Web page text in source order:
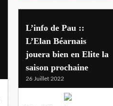
L’info de Pau ::
L’Elan Béarnais
jouera bien en Elite la
saison prochaine
26 Juillet 2022